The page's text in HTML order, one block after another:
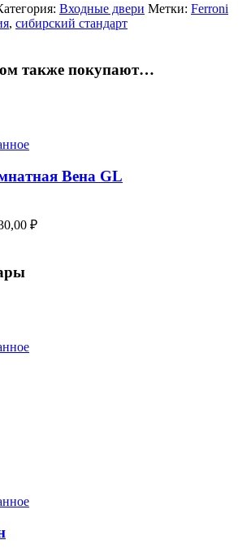
Входные двери Метки: Ferroni
, сибирский стандарт
также покупают…
Вена GL
₽